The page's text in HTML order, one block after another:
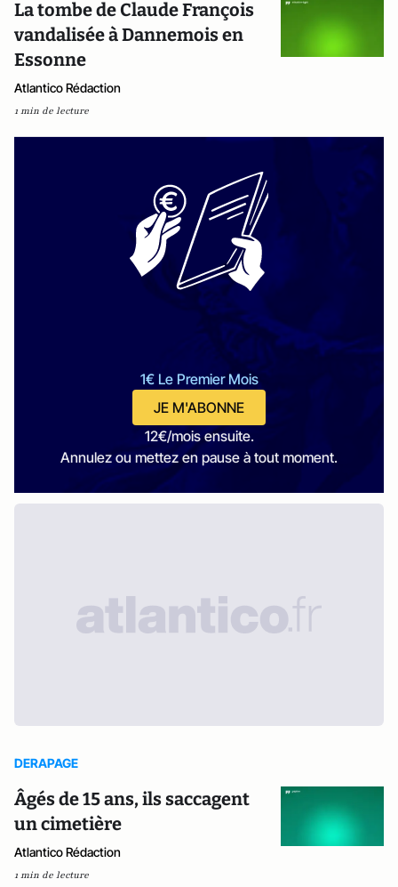
La tombe de Claude François
vandalisée à Dannemois en
Essonne
Atlantico Rédaction
1 min de lecture
1€ Le Premier Mois
JE M'ABONNE
12€/mois ensuite.
Annulez ou mettez en pause à tout moment.
DERAPAGE
Âgés de 15 ans, ils saccagent
un cimetière
Atlantico Rédaction
1 min de lecture